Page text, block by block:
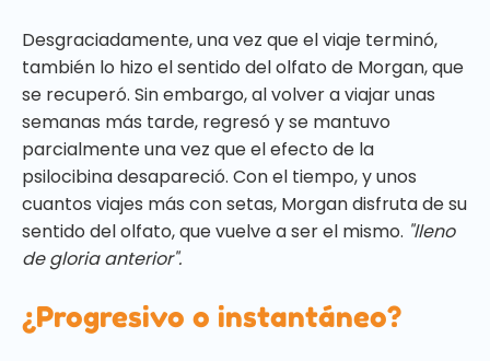
Desgraciadamente, una vez que el viaje terminó,
también lo hizo el sentido del olfato de Morgan, que
se recuperó. Sin embargo, al volver a viajar unas
semanas más tarde, regresó y se mantuvo
parcialmente una vez que el efecto de la
psilocibina desapareció. Con el tiempo, y unos
cuantos viajes más con setas, Morgan disfruta de su
sentido del olfato, que vuelve a ser el mismo. "lleno
de gloria anterior".
¿Progresivo o instantáneo?